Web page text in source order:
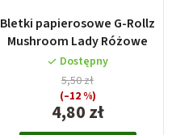
Bletki papierosowe G-Rollz
Mushroom Lady Różowe
Dostępny
4,80 zł
5,50 zł
(–12 %)